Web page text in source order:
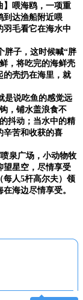
】喂海鸥， 一项重
到达渔船附近喂
羽毛看它在海水中
胖子，这时候喊“胖
，将吃完的海鲜壳
的壳扔在海里，就
是说吃鱼的感觉远
，铺水盖浪食不
抖动；当水中的精
辛苦和收获的喜
泉广场，小动物牧
望星空，尽情享受
（每人5杆高尔夫） 领
海边尽情享受。